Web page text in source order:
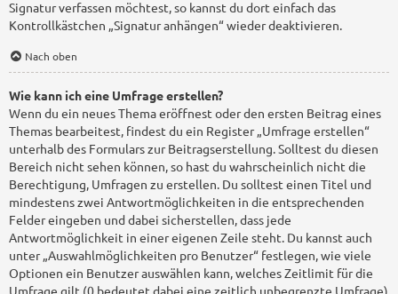
Signatur verfassen möchtest, so kannst du dort einfach das
Kontrollkästchen „Signatur anhängen“ wieder deaktivieren.
Nach oben
Wie kann ich eine Umfrage erstellen?
Wenn du ein neues Thema eröffnest oder den ersten Beitrag eines
Themas bearbeitest, findest du ein Register „Umfrage erstellen“
unterhalb des Formulars zur Beitragserstellung. Solltest du diesen
Bereich nicht sehen können, so hast du wahrscheinlich nicht die
Berechtigung, Umfragen zu erstellen. Du solltest einen Titel und
mindestens zwei Antwortmöglichkeiten in die entsprechenden
Felder eingeben und dabei sicherstellen, dass jede
Antwortmöglichkeit in einer eigenen Zeile steht. Du kannst auch
unter „Auswahlmöglichkeiten pro Benutzer“ festlegen, wie viele
Optionen ein Benutzer auswählen kann, welches Zeitlimit für die
Umfrage gilt (0 bedeutet dabei eine zeitlich unbegrenzte Umfrage)